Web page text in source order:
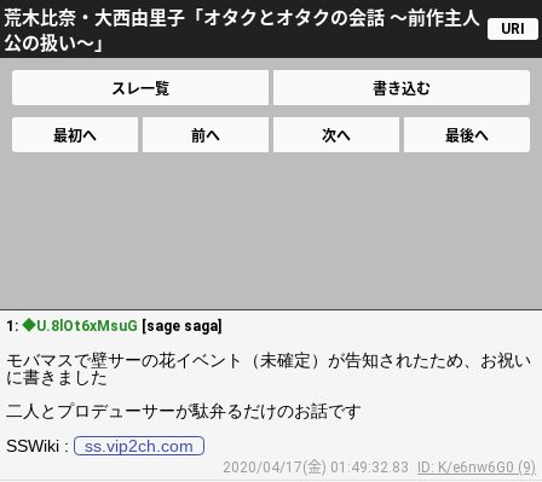
荒木比奈・大西由里子「オタクとオタクの会話 ～前作主人
公の扱い～」
URI
スレ一覧 書き込む
最初へ 前へ 次へ 最後へ
1: ◆U.8lOt6xMsuG [sage saga]
モバマスで壁サーの花イベント（未確定）が告知されたため、お祝い
に書きました
二人とプロデューサーが駄弁るだけのお話です
SSWiki :
ss.vip2ch.com
2020/04/17(金) 01:49:32.83
ID: K/e6nw6G0 (9)